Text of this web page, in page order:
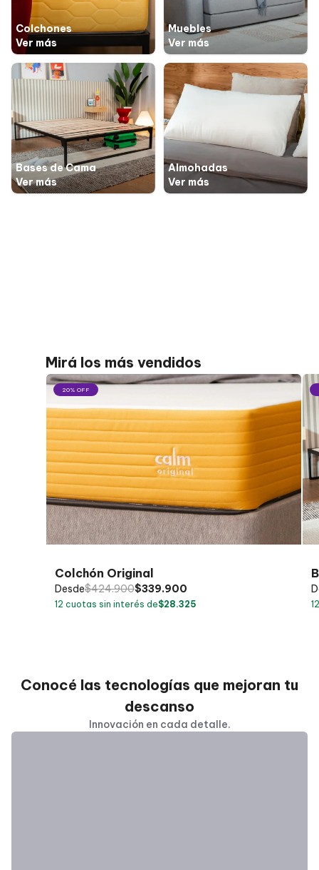
Colchones
Ver más
Muebles
Ver más
Bases de Cama
Ver más
Almohadas
Ver más
Mirá los más vendidos
20% OFF
Colchón Original
Desde$424.900$339.900
12 cuotas sin interés de$28.325 12
Conocé las tecnologías que mejoran tu
descanso
Innovación en cada detalle.